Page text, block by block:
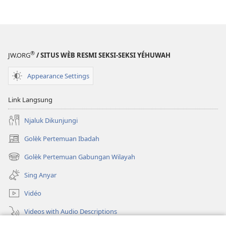
JW.ORG® / SITUS WÈB RESMI SEKSI-SEKSI YÉHUWAH
Appearance Settings
Link Langsung
Njaluk Dikunjungi
Golèk Pertemuan Ibadah
(opens
new
window)
Golèk Pertemuan Gabungan Wilayah
(opens
new
window)
Sing Anyar
Vidéo
Videos with Audio Descriptions